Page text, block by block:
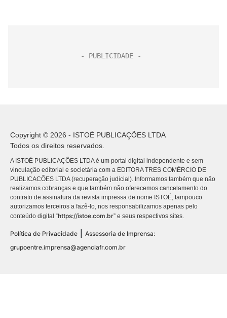
Copyright © 2026 - ISTOÉ PUBLICAÇÕES LTDA
Todos os direitos reservados.
A ISTOÉ PUBLICAÇÕES LTDA é um portal digital independente e sem
vinculação editorial e societária com a EDITORA TRES COMÉRCIO DE
PUBLICACÕES LTDA (recuperação judicial). Informamos também que não
realizamos cobranças e que também não oferecemos cancelamento do
contrato de assinatura da revista impressa de nome ISTOÉ, tampouco
autorizamos terceiros a fazê-lo, nos responsabilizamos apenas pelo
conteúdo digital “https://istoe.com.br” e seus respectivos sites.
Política de Privacidade
Assessoria de Imprensa:
grupoentre.imprensa@agenciafr.com.br